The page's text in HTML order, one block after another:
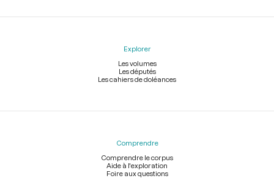
Explorer
Les volumes
Les députés
Les cahiers de doléances
Comprendre
Comprendre le corpus
Aide à l'exploration
Foire aux questions